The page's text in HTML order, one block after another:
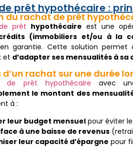
prêt hypothécaire :
du rachat de prêt
prêt hypothécaire est une
(immobiliers et/ou à la
garantie. Cette solution permet
et d’adapter ses mensualités à
rachat sur une durée
de prêt hypothécaire avec
le montant des
à :
leur budget mensuelpour éviter
à une baisse de revenus
leur capacité d’épargne pour